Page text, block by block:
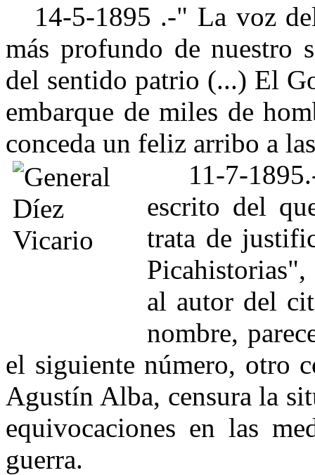
14-5-1895 .-" La voz del
más profundo de nuestro
del sentido patrio (...) El
embarque de miles de
conceda un feliz arribo a
11-7-
escrito del
trata de
al autor del
nombre,
el siguiente número, otro
Agustín Alba, censura la
equivocaciones en las
guerra.